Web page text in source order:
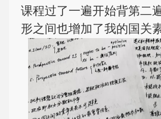
课程过了一遍开始背第二
形之间也增加了我的国关